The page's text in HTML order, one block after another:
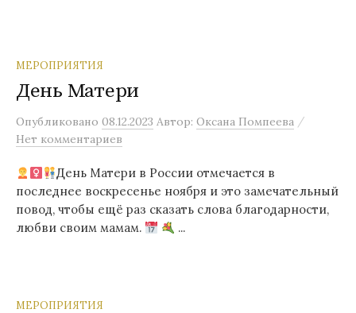
МЕРОПРИЯТИЯ
День Матери
Опубликовано 08.12.2023 Автор: Оксана Помпеева /
Нет комментариев
День Матери в России отмечается в
последнее воскресенье ноября и это замечательный
повод, чтобы ещё раз сказать слова благодарности,
любви своим мамам.
...
МЕРОПРИЯТИЯ